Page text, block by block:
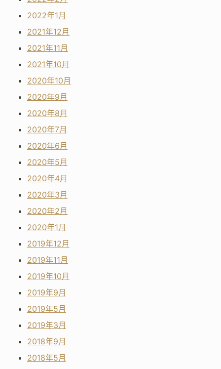
2022年1月
2021年12月
2021年11月
2021年10月
2020年10月
2020年9月
2020年8月
2020年7月
2020年6月
2020年5月
2020年4月
2020年3月
2020年2月
2020年1月
2019年12月
2019年11月
2019年10月
2019年9月
2019年5月
2019年3月
2018年9月
2018年5月